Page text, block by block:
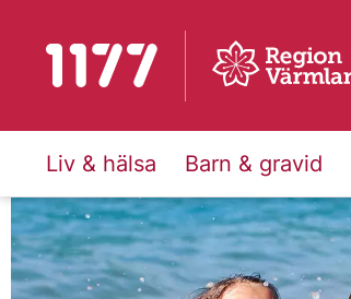
Till startsidan för 1177
Liv & hälsa Barn & gravid
1177